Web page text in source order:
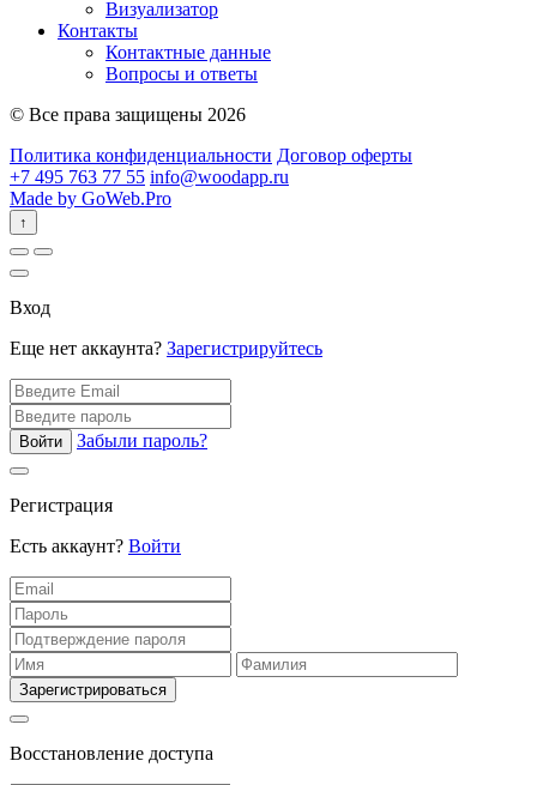
Визуализатор
Контакты
Контактные данные
Вопросы и ответы
© Все права защищены 2026
Политика конфиденциальности Договор оферты
+7 495 763 77 55 info@woodapp.ru
Made by GoWeb.Pro
↑
Вход
Еще нет аккаунта? Зарегистрируйтесь
Войти Забыли пароль?
Регистрация
Есть аккаунт? Войти
Зарегистрироваться
Восстановление доступа